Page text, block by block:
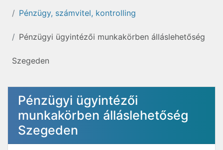
Pénzügy, számvitel, kontrolling
Pénzügyi ügyintézői munkakörben álláslehetőség
Szegeden
Pénzügyi ügyintézői
munkakörben álláslehetőség
Szegeden